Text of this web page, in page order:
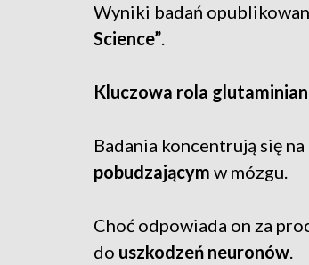
Wyniki badań
Science”.
Kluczowa rola
Badania koncentrują się
pobudzającym w mózgu.
Choć odpowiada on za
do uszkodzeń neuronów.